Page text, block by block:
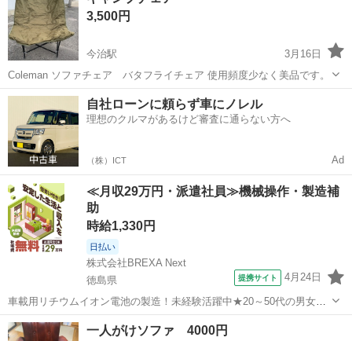
3,500円
今治駅
3月16日
Coleman ソファチェア バタフライチェア 使用頻度少なく美品です。
愛媛 今治市 今治駅 ソファ キャンプチェア
自社ローンに頼らず車にノレル
理想のクルマがあるけど審査に通らない方へ
（株）ICT Ad
≪月収29万円・派遣社員≫機械操作・製造補
助
時給1,330円
日払い
株式会社BREXA Next
徳島県
提携サイト 4月24日
車載用リチウムイオン電池の製造！未経験活躍中★20～50代の男女活
躍中！寮費無料★備品付き1R寮完備！自宅からマイカー通勤OK！無料
駐車場完備◎正社員登用制度あり！《徳島県板野郡松茂町》 人気の工
徳島 その他
一人がけソファ 4000円